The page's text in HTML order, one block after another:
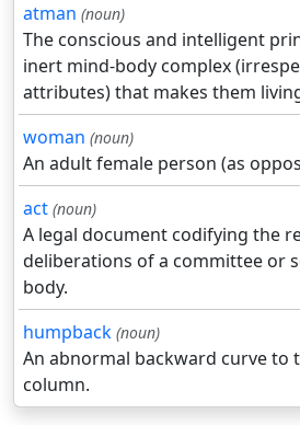
atman (noun)
The conscious and intelligent
inert mind-body complex
attributes) that makes them
woman (noun)
An adult female person (as
act (noun)
A legal document codifying the
deliberations of a committee or
body.
humpback (noun)
An abnormal backward curve to
column.